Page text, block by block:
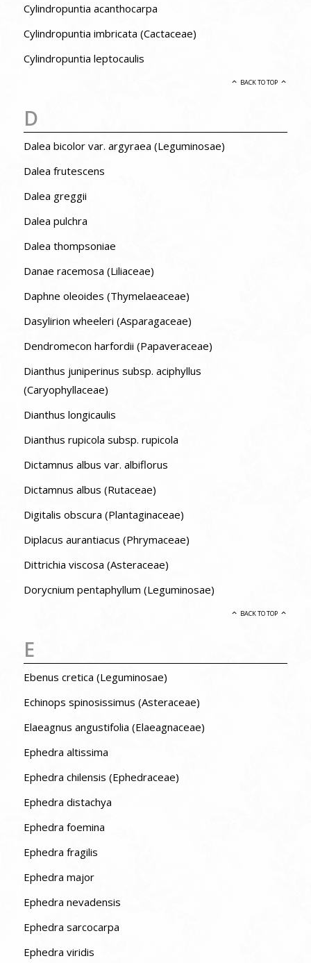
Cylindropuntia acanthocarpa
Cylindropuntia imbricata (Cactaceae)
Cylindropuntia leptocaulis
BACK TO TOP
D
Dalea bicolor var. argyraea (Leguminosae)
Dalea frutescens
Dalea greggii
Dalea pulchra
Dalea thompsoniae
Danae racemosa (Liliaceae)
Daphne oleoides (Thymelaeaceae)
Dasylirion wheeleri (Asparagaceae)
Dendromecon harfordii (Papaveraceae)
Dianthus juniperinus subsp. aciphyllus
(Caryophyllaceae)
Dianthus longicaulis
Dianthus rupicola subsp. rupicola
Dictamnus albus var. albiflorus
Dictamnus albus (Rutaceae)
Digitalis obscura (Plantaginaceae)
Diplacus aurantiacus (Phrymaceae)
Dittrichia viscosa (Asteraceae)
Dorycnium pentaphyllum (Leguminosae)
BACK TO TOP
E
Ebenus cretica (Leguminosae)
Echinops spinosissimus (Asteraceae)
Elaeagnus angustifolia (Elaeagnaceae)
Ephedra altissima
Ephedra chilensis (Ephedraceae)
Ephedra distachya
Ephedra foemina
Ephedra fragilis
Ephedra major
Ephedra nevadensis
Ephedra sarcocarpa
Ephedra viridis